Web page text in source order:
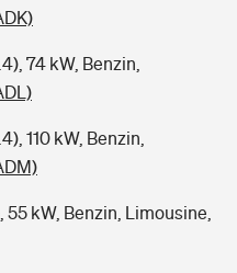
74 kW, Benzin,
110 kW, Benzin,
55 kW, Benzin, Limousine,